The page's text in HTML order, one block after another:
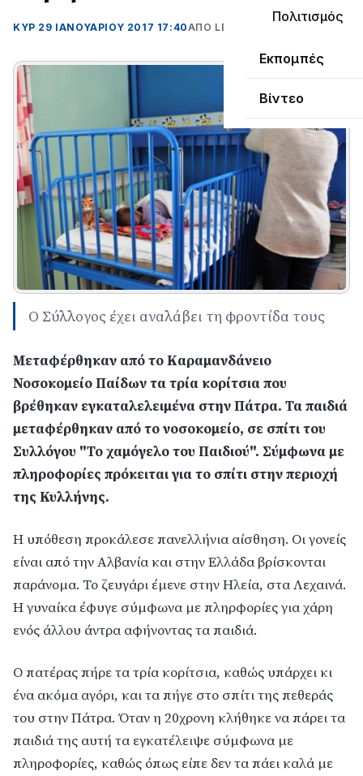
Πολιτισμός
Εκπομπές
Βίντεο
ΚΥΡ 29 ΙΑΝΟΥΑΡΊΟΥ 2017 17:40ΑΠΌ LEPANTO RTV
Ο Σύλλογος έχει αναλάβει τη φροντίδα τους
Μεταφέρθηκαν από το Καραμανδάνειο
Νοσοκομείο Παίδων τα τρία κορίτσια που
βρέθηκαν εγκαταλελειμένα στην Πάτρα. Τα παιδιά
μεταφέρθηκαν από το νοσοκομείο, σε σπίτι του
Συλλόγου "Το χαμόγελο του Παιδιού". Σύμφωνα με
πληροφορίες πρόκειται για το σπίτι στην περιοχή
της Κυλλήνης.
Η υπόθεση προκάλεσε πανελλήνια αίσθηση. Οι γονείς
είναι από την Αλβανία και στην Ελλάδα βρίσκονται
παράνομα. Το ζευγάρι έμενε στην Ηλεία, στα Λεχαινά.
Η γυναίκα έφυγε σύμφωνα με πληρφορίες για χάρη
ενός άλλου άντρα αφήνοντας τα παιδιά.
Ο πατέρας πήρε τα τρία κορίτσια, καθώς υπάρχει κι
ένα ακόμα αγόρι, και τα πήγε στο σπίτι της πεθεράς
του στην Πάτρα. Όταν η 20χρονη κλήθηκε να πάρει τα
παιδιά της αυτή τα εγκατέλειψε σύμφωνα με
πληροφορίες, καθώς όπως είπε δεν τα πάει καλά με